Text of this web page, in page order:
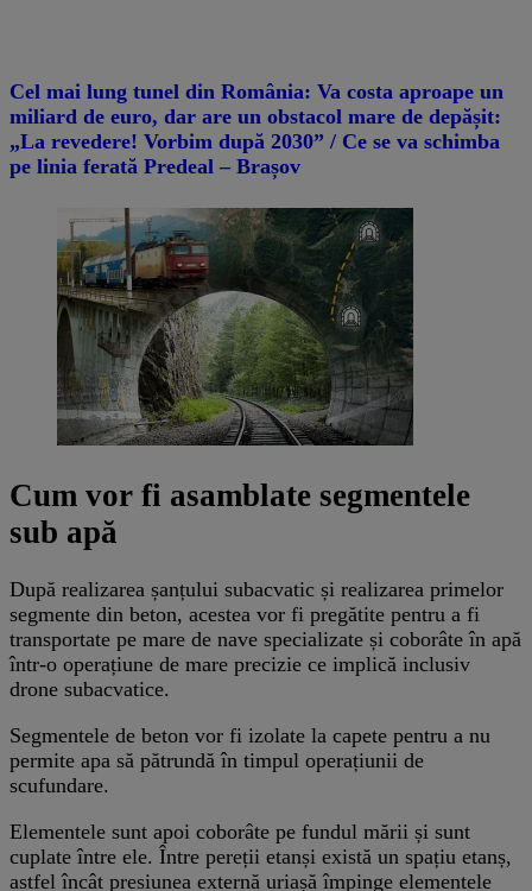
Cel mai lung tunel din România: Va costa aproape un
miliard de euro, dar are un obstacol mare de depășit:
„La revedere! Vorbim după 2030” / Ce se va schimba
pe linia ferată Predeal – Brașov
Cum vor fi asamblate segmentele
sub apă
După realizarea șanțului subacvatic și realizarea primelor
segmente din beton, acestea vor fi pregătite pentru a fi
transportate pe mare de nave specializate și coborâte în apă
într-o operațiune de mare precizie ce implică inclusiv
drone subacvatice.
Segmentele de beton vor fi izolate la capete pentru a nu
permite apa să pătrundă în timpul operațiunii de
scufundare.
Elementele sunt apoi coborâte pe fundul mării și sunt
cuplate între ele. Între pereții etanși există un spațiu etanș,
astfel încât presiunea externă uriașă împinge elementele